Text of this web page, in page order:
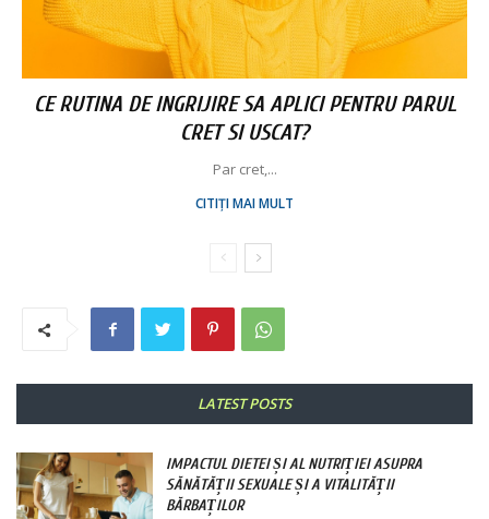
CE RUTINA DE INGRIJIRE SA APLICI PENTRU PARUL
CRET SI USCAT?
Par cret,...
CITIȚI MAI MULT
LATEST POSTS
IMPACTUL DIETEI ȘI AL NUTRIȚIEI ASUPRA
SĂNĂTĂȚII SEXUALE ȘI A VITALITĂȚII
BĂRBAȚILOR